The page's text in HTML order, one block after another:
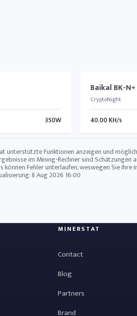
350W
Baikal BK-N+
CryptoNight
40.00 KH/s
unterstützte Funktionen anzeigen und
im Mining-Rechner sind Schätzungen
Fehler unterlaufen, weswegen Sie
8 Aug 2026 16:00
MINERSTAT
Contact
Blog
Partners
Brand